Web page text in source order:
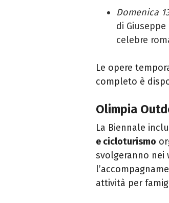
Domenica
di
celebre
Le opere
completo è
Olimpia
La Biennale
e cicloturismo
svolgeranno nei
attività per